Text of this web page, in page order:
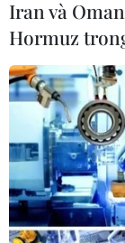
Iran và
Hormuz